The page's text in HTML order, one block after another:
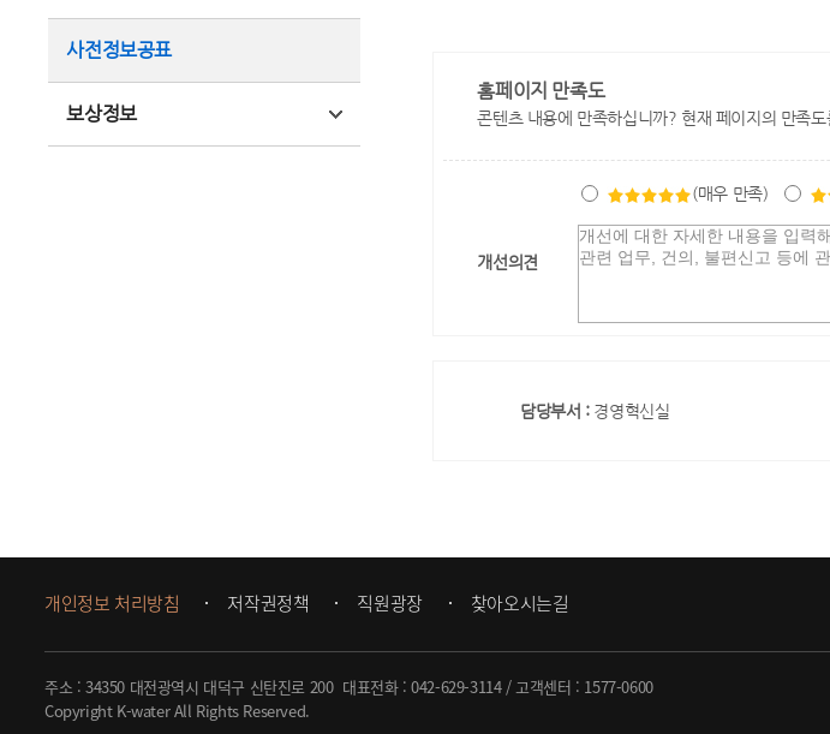
사전정보공표
보상정보
홈페이지 만족도
콘텐츠 내용에 만족하십니까? 현재 페이지의 만족
(매우 만족)
개선의견
담당부서 : 경영혁신실
개인정보 처리방침 저작권정책 직원광장 찾아오시는길
주소 : 34350 대전광역시 대덕구 신탄진로 200 대표전화 :042-629-3114/ 고객센터 : 1577-0600
Copyright K-water All Rights Reserved.